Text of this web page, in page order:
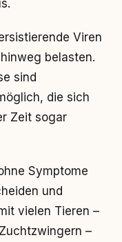
Viren
belasten.
sind
die sich
Zeit sogar
Symptome
und
vielen Tieren –
–